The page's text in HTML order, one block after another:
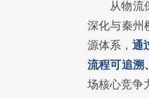
从物流
深化与秦州
源体系，通
流程可追溯
场核心竞争